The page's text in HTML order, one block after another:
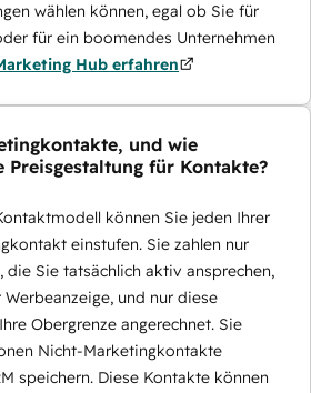
wählen können, egal ob Sie für
für ein boomendes Unternehmen
Hub erfahren
und wie
für Kontakte?
können Sie jeden Ihrer
einstufen. Sie zahlen nur
die Sie tatsächlich aktiv ansprechen,
und nur diese
Obergrenze angerechnet. Sie
Nicht-Marketingkontakte
speichern. Diese Kontakte können